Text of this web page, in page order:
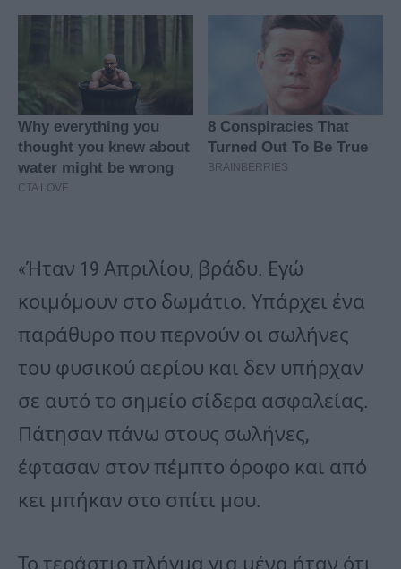
«Ήταν 19 Απριλίου, βράδυ. Εγώ
κοιμόμουν στο δωμάτιο. Υπάρχει ένα
παράθυρο που περνούν οι σωλήνες
του φυσικού αερίου και δεν υπήρχαν
σε αυτό το σημείο σίδερα ασφαλείας.
Πάτησαν πάνω στους σωλήνες,
έφτασαν στον πέμπτο όροφο και από
κει μπήκαν στο σπίτι μου.
Το τεράστιο πλήγμα για μένα ήταν ότι